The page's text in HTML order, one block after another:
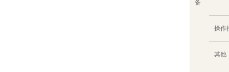
备
操作
其他